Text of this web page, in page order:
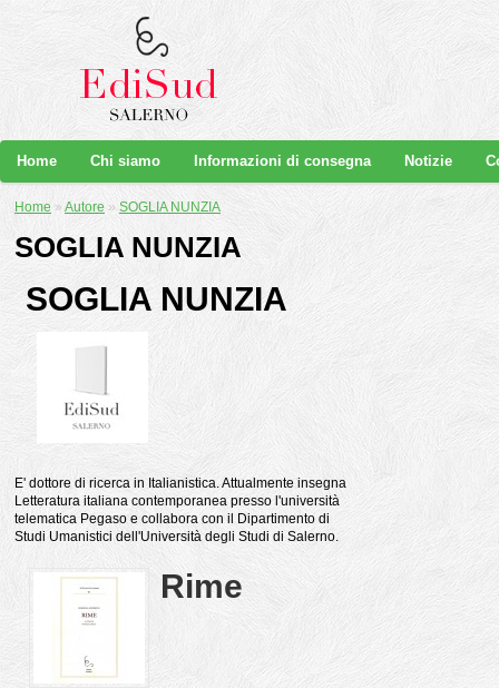
Home Chi siamo Informazioni di consegna Notizie
Home » Autore » SOGLIA NUNZIA
SOGLIA NUNZIA
SOGLIA NUNZIA
E' dottore di ricerca in Italianistica. Attualmente insegna
Letteratura italiana contemporanea presso l'università
telematica Pegaso e collabora con il Dipartimento di
Studi Umanistici dell'Università degli Studi di Salerno.
Rime